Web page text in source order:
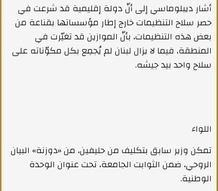
أشار ديبلوماسي إلى أنّ دولة إقليمية قد شرعت في
حصر سلاح التنظيمات خارج إطار مؤسساتها بقناعة من
بعض هذه التنظيمات، بأنّ الموازين قد تغيّرت في
المنطقة، فيما لا يزال لبنان لم يُجمِع بكل مكوّناته على
سلاح واحد بيد جيشه.
اللواء
تمكن وزير سابق بتكليف من حليفين، من «دوزنة» البيان
الروحي، ضمن الثوابت الجامعة، تحت عنوان الوحدة
الوطنية.